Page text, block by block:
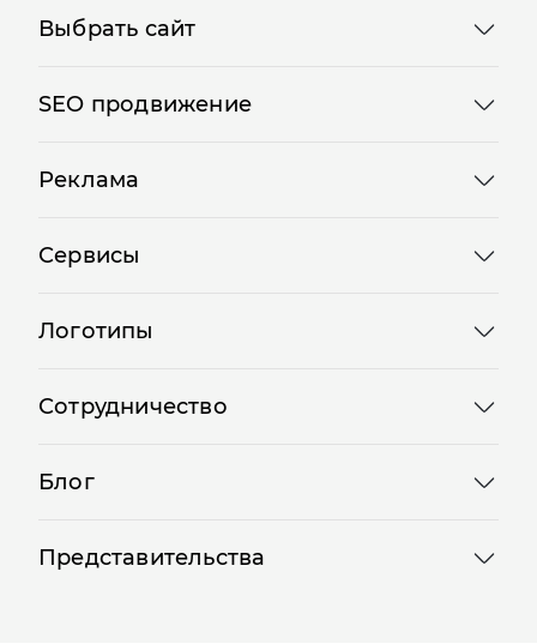
Выбрать сайт
SEO продвижение
Реклама
Сервисы
Логотипы
Сотрудничество
Блог
Представительства